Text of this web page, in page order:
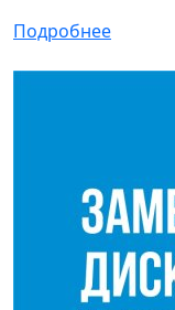
Подробнее